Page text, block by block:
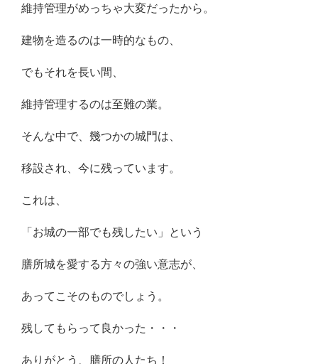
維持管理がめっちゃ大変だったから。
建物を造るのは一時的なもの、
でもそれを長い間、
維持管理するのは至難の業。
そんな中で、幾つかの城門は、
移設され、今に残っています。
これは、
「お城の一部でも残したい」という
膳所城を愛する方々の強い意志が、
あってこそのものでしょう。
残してもらって良かった・・・
ありがとう、膳所の人たち！